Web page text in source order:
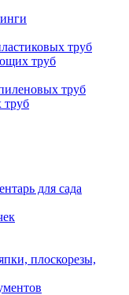
труб
труб
труб
труб
для сада
плоскорезы,